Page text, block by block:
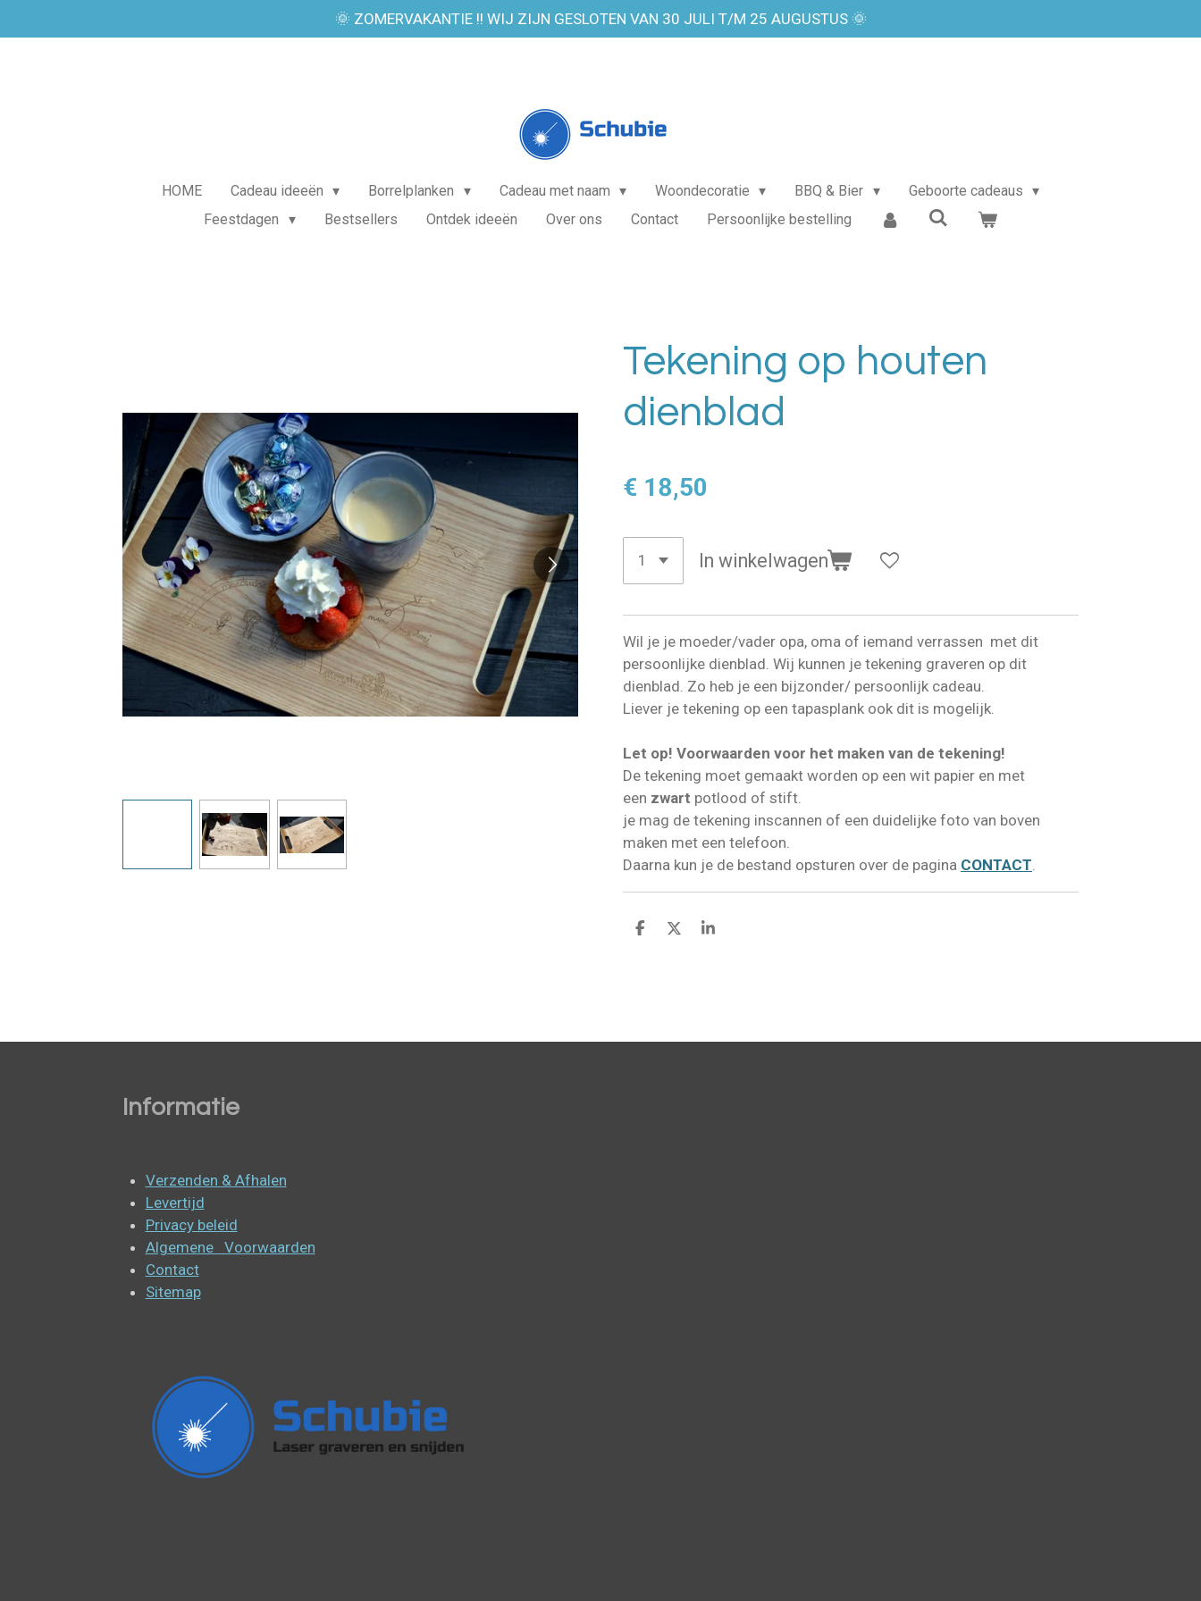
direct
🌞 ZOMERVAKANTIE !! WIJ ZIJN GESLOTEN VAN 30 JULI T/M 25 AUGUSTUS 🌞
HOME Cadeau ideeën Borrelplanken Cadeau met naam Woondecoratie BBQ & Bier
Geboorte cadeaus
Feestdagen
Bestsellers Ontdek ideeën Over ons Contact Persoonlijke bestelling
Tekening op houten
dienblad
€ 18,50
In winkelwagen
Wil je je moeder/vader opa, oma of iemand verrassen met dit
persoonlijke dienblad. Wij kunnen je tekening graveren op dit
dienblad. Zo heb je een bijzonder/ persoonlijk cadeau.
Liever je tekening op een tapasplank ook dit is mogelijk.
Let op! Voorwaarden voor het maken van de tekening!
De tekening moet gemaakt worden op een wit papier en met
een zwart potlood of stift.
je mag de tekening inscannen of een duidelijke foto van boven
maken met een telefoon.
Daarna kun je de bestand opsturen over de pagina CONTACT.
D
D
S
Informatie
Verzenden & Afhalen
Levertijd
Privacy beleid
Algemene Voorwaarden
Contact
Sitemap